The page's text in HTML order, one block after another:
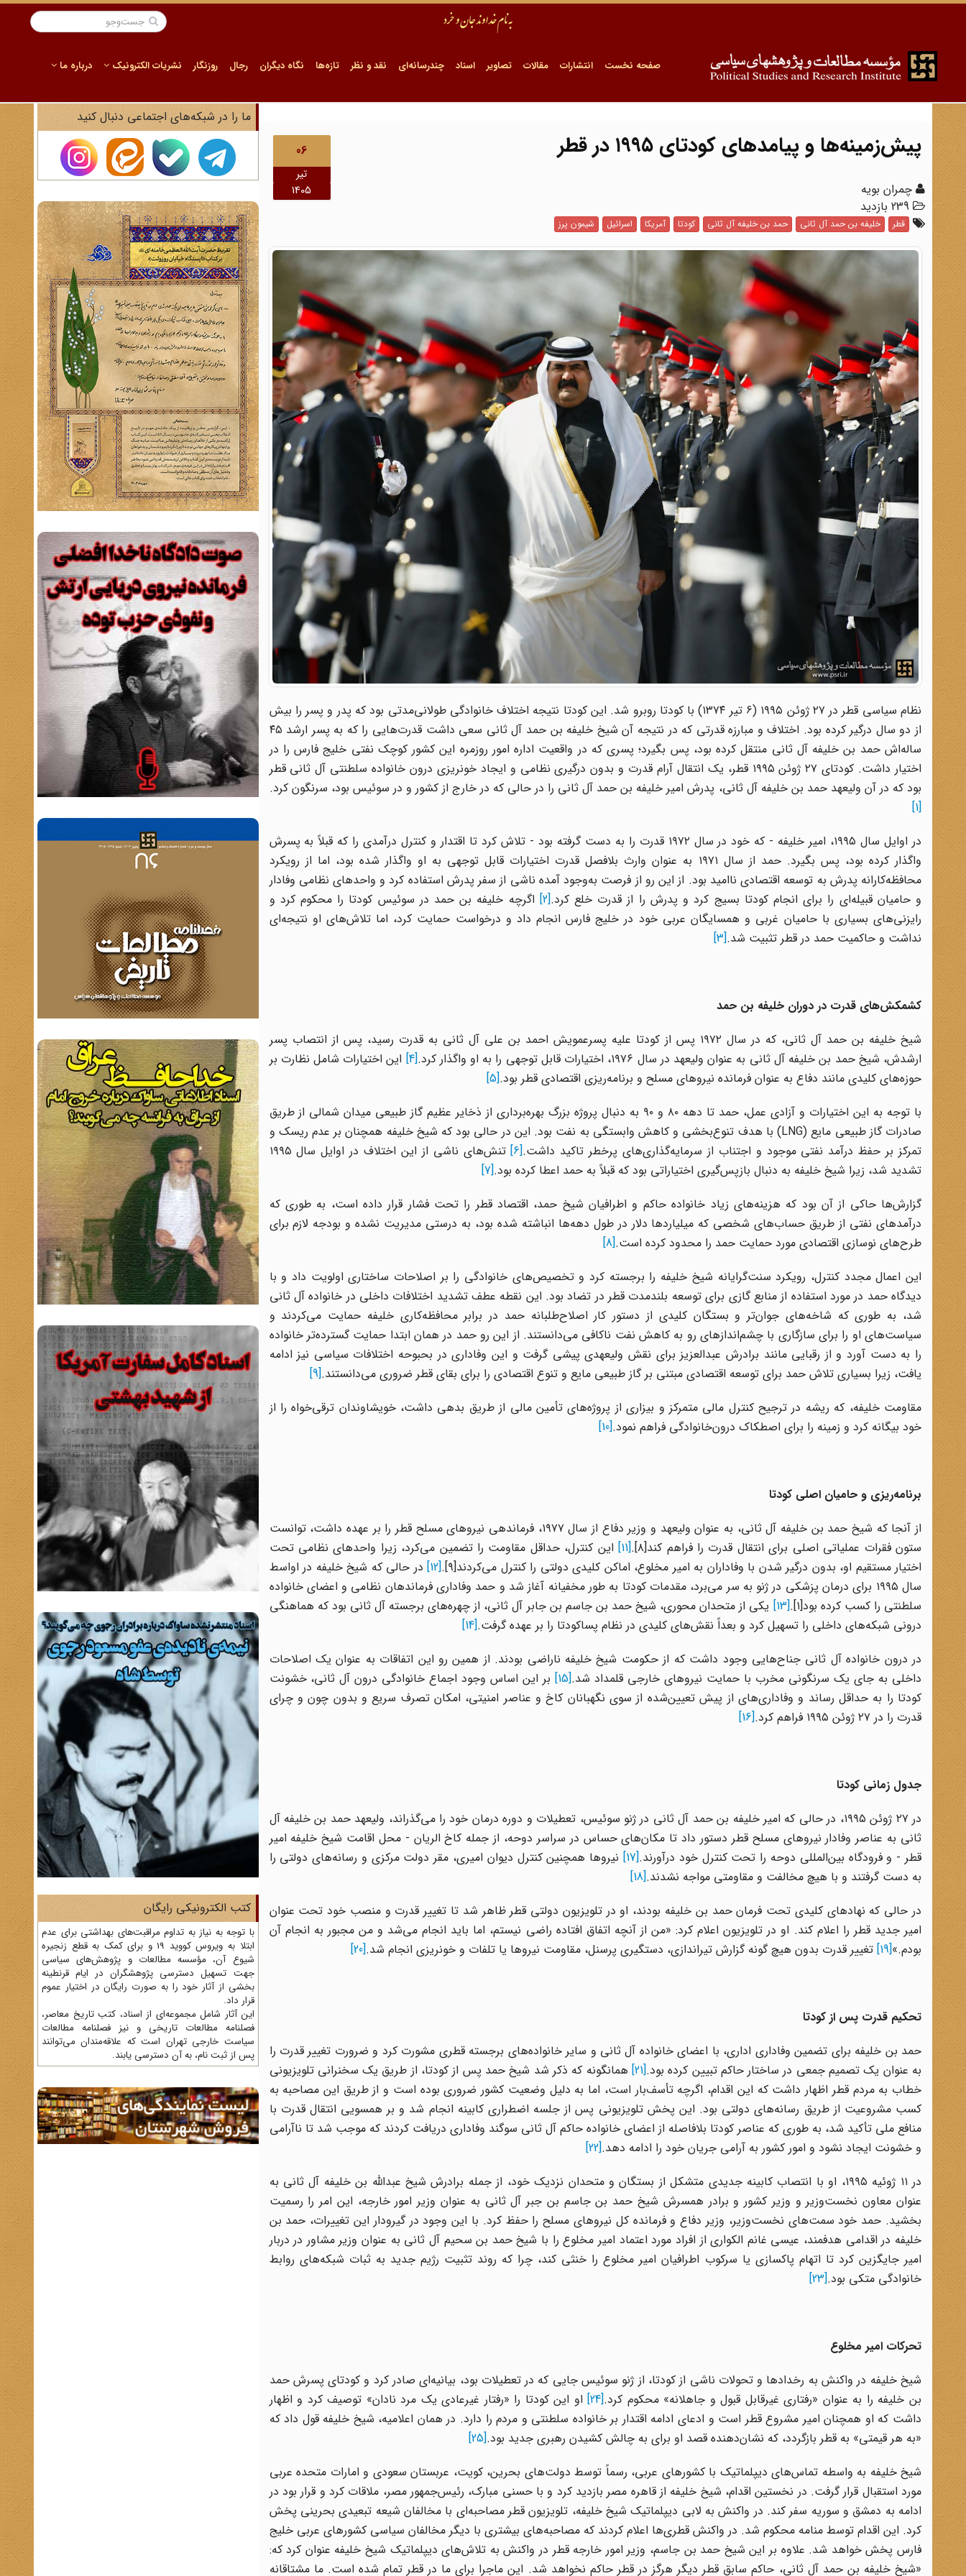
صفحه نخست انتشارات مقالات تصاویر اسناد چندرسانه‌ای نقد و نظر تازه‌ها نگاه دیگران رجال روزنگار نشریات الکترونیک درباره ما
06
تیر
1405
پیش‌‌زمینه‌ها و پیامدهای کودتای ۱۹۹۵ در قطر
چمران بویه
قطر خلیفه بن حمد آل ثانی حمد بن خلیفه آل ثانی کودتا آمریکا اسرائیل شیمون پرز
نظام سیاسی قطر در ۲۷ ژوئن ۱۹۹۵ (۶ تیر ۱۳۷۴) با کودتا روبرو شد. این کودتا نتیجه اختلاف خانوادگی طولانی‌مدتی بود که پدر و پسر را بیش
از دو سال درگیر کرده بود. اختلاف و مبارزه قدرتی که در نتیجه آن شیخ خلیفه بن حمد آل ثانی سعی داشت قدرت‌هایی را که به پسر ارشد ۴۵
ساله‌اش حمد بن خلیفه آل ثانی منتقل کرده بود، پس بگیرد؛ پسری که در واقعیت اداره امور روزمره این کشور کوچک نفتی خلیج فارس را در
اختیار داشت. کودتای ۲۷ ژوئن ۱۹۹۵ قطر، یک انتقال آرام قدرت و بدون درگیری نظامی و ایجاد خونریزی درون خانواده سلطنتی آل ثانی قطر
بود که در آن ولیعهد حمد بن خلیفه آل ثانی، پدرش امیر خلیفه بن حمد آل ثانی را در حالی که در خارج از کشور و در سوئیس بود، سرنگون کرد.
[1]
در اوایل سال ۱۹۹۵، امیر خلیفه - که خود در سال ۱۹۷۲ قدرت را به دست گرفته بود - تلاش کرد تا اقتدار و کنترل درآمدی را که قبلاً به پسرش
واگذار کرده بود، پس بگیرد. حمد از سال ۱۹۷۱ به عنوان وارث بلافصل قدرت اختیارات قابل توجهی به او واگذار شده بود، اما از رویکرد
محافظه‌کارانه پدرش به توسعه اقتصادی ناامید بود. از این رو از فرصت به‌وجود آمده ناشی از سفر پدرش استفاده کرد و واحدهای نظامی وفادار
و حامیان قبیله‌ای را برای انجام کودتا بسیج کرد و پدرش را از قدرت خلع کرد.[2]
اگرچه خلیفه بن حمد در سوئیس کودتا را محکوم کرد و
رایزنی‌های بسیاری با حامیان غربی و همسایگان عربی خود در خلیج فارس انجام داد و درخواست حمایت کرد، اما تلاش‌های او نتیجه‌ای
نداشت و حاکمیت حمد در قطر تثبیت شد.[3]
کشمکش‌های قدرت در دوران خلیفه بن حمد
شیخ خلیفه بن حمد آل ثانی، که در سال ۱۹۷۲ پس از کودتا علیه پسرعمویش احمد بن علی آل ثانی به قدرت رسید، پس از انتصاب پسر
ارشدش، شیخ حمد بن خلیفه آل ثانی به عنوان ولیعهد در سال ۱۹۷۶، اختیارات قابل توجهی را به او واگذار کرد.
[4]
این اختیارات شامل نظارت بر
حوزه‌های کلیدی مانند دفاع به عنوان فرمانده نیروهای مسلح و برنامه‌ریزی اقتصادی قطر بود.[5]
با توجه به این اختیارات و آزادی عمل، حمد تا دهه ۸۰ و ۹۰ به دنبال پروژه‌ بزرگ بهره‌برداری از ذخایر عظیم گاز طبیعی میدان شمالی از طریق
صادرات گاز طبیعی مایع (LNG) با هدف تنوع‌بخشی و کاهش وابستگی به نفت بود. این در حالی بود که شیخ خلیفه همچنان بر عدم ریسک و
تمرکز بر حفظ درآمد نفتی موجود و اجتناب از سرمایه‌گذاری‌های پرخطر تاکید داشت.[6]
تنش‌های ناشی از این اختلاف در اوایل سال ۱۹۹۵
تشدید شد، زیرا شیخ خلیفه به دنبال بازپس‌گیری اختیاراتی بود که قبلاً به حمد اعطا کرده بود.[7]
گزارش‌ها حاکی از آن بود که هزینه‌های زیاد خانواده حاکم و اطرافیان شیخ حمد، اقتصاد قطر را تحت فشار قرار داده است، به طوری که
درآمدهای نفتی از طریق حساب‌های شخصی که میلیاردها دلار در طول دهه‌ها انباشته شده بود، به درستی مدیریت نشده و بودجه لازم برای
طرح‌های نوسازی اقتصادی مورد حمایت حمد را محدود کرده است.[8]
این اعمال مجدد کنترل، رویکرد سنت‌گرایانه شیخ خلیفه را برجسته کرد و تخصیص‌های خانوادگی را بر اصلاحات ساختاری اولویت داد و با
دیدگاه حمد در مورد استفاده از منابع گازی برای توسعه بلندمدت قطر در تضاد بود. این نقطه عطف تشدید اختلافات داخلی در خانواده آل ثانی
شد، به طوری که شاخه‌های جوان‌تر و بستگان کلیدی از دستور کار اصلاح‌طلبانه حمد در برابر محافظه‌کاری خلیفه حمایت می‌کردند و
سیاست‌های او را برای سازگاری با چشم‌اندازهای رو به کاهش نفت ناکافی می‌دانستند. از این رو حمد در همان ابتدا حمایت گسترده‌تر خانواده
را به دست آورد و از رقبایی مانند برادرش عبدالعزیز برای نقش ولیعهدی پیشی گرفت و این وفاداری در بحبوحه اختلافات سیاسی نیز ادامه
یافت، زیرا بسیاری تلاش حمد برای توسعه اقتصادی مبتنی بر گاز طبیعی مایع و تنوع اقتصادی را برای بقای قطر ضروری می‌دانستند.[9]
مقاومت خلیفه، که ریشه در ترجیح کنترل مالی متمرکز و بیزاری از پروژه‌های تأمین مالی از طریق بدهی داشت، خویشاوندان ترقی‌خواه را از
خود بیگانه کرد و زمینه را برای اصطکاک درون‌خانوادگی فراهم نمود.[10]
برنامه‌ریزی و حامیان اصلی کودتا
از آنجا که شیخ حمد بن خلیفه آل ثانی، به عنوان ولیعهد و وزیر دفاع از سال ۱۹۷۷، فرماندهی نیروهای مسلح قطر را بر عهده داشت، توانست
ستون فقرات عملیاتی اصلی برای انتقال قدرت را فراهم کند[۸].
[11] این کنترل، حداقل مقاومت را تضمین می‌کرد، زیرا واحدهای نظامی تحت
اختیار مستقیم او، بدون درگیر شدن با وفاداران به امیر مخلوع، اماکن کلیدی دولتی را کنترل می‌کردند[۹].
[12]
در حالی که شیخ خلیفه در اواسط
سال ۱۹۹۵ برای درمان پزشکی در ژنو به سر می‌برد، مقدمات کودتا به طور مخفیانه آغاز شد و حمد وفاداری فرماندهان نظامی و اعضای خانواده
سلطنتی را کسب کرده بود[۱]. [13]
یکی از متحدان محوری، شیخ حمد بن جاسم بن جابر آل ثانی، از چهره‌های برجسته آل ثانی بود که هماهنگی
درونی شبکه‌های داخلی را تسهیل کرد و بعداً نقش‌های کلیدی در نظام پساکودتا را بر عهده گرفت.[14]
در درون خانواده آل ثانی جناح‌هایی وجود داشت که از حکومت شیخ خلیفه ناراضی بودند. از همین رو این اتفاقات به عنوان یک اصلاحات
داخلی به جای یک سرنگونی مخرب با حمایت نیروهای خارجی قلمداد شد.[15]
بر این اساس وجود اجماع خانوادگی درون آل ثانی، خشونت
کودتا را به حداقل رساند و وفاداری‌های از پیش تعیین‌شده از سوی نگهبانان کاخ و عناصر امنیتی، امکان تصرف سریع و بدون چون و چرای
قدرت را در ۲۷ ژوئن ۱۹۹۵ فراهم کرد.
[16]
جدول زمانی کودتا
در ۲۷ ژوئن ۱۹۹۵، در حالی که امیر خلیفه بن حمد آل ثانی در ژنو سوئیس، تعطیلات و دوره درمان خود را می‌گذراند، ولیعهد حمد بن خلیفه آل
ثانی به عناصر وفادار نیروهای مسلح قطر دستور داد تا مکان‌های حساس در سراسر دوحه، از جمله کاخ الریان - محل اقامت شیخ خلیفه امیر
قطر - و فرودگاه بین‌المللی دوحه را تحت کنترل خود درآورند.[17]
نیروها همچنین کنترل دیوان امیری، مقر دولت مرکزی و رسانه‌های دولتی را
به دست گرفتند و با هیچ مخالفت و مقاومتی مواجه نشدند.[18]
در حالی که نهادهای کلیدی تحت فرمان حمد بن خلیفه بودند، او در تلویزیون دولتی قطر ظاهر شد تا تغییر قدرت و منصب خود تحت عنوان
امیر جدید قطر را اعلام کند. او در تلویزیون اعلام کرد: «من از آنچه اتفاق افتاده راضی نیستم، اما باید انجام می‌شد و من مجبور به انجام آن
بودم.»[19] تغییر قدرت بدون هیچ گونه گزارش تیراندازی، دستگیری پرسنل، مقاومت نیروها یا تلفات و خونریزی انجام شد.[20]
تحکیم قدرت پس از کودتا
حمد بن خلیفه برای تضمین وفاداری اداری، با اعضای خانواده آل ثانی و سایر خانواده‌های برجسته قطری مشورت کرد و ضرورت تغییر قدرت را
به عنوان یک تصمیم جمعی در ساختار حاکم تبیین کرده بود.[21]
همانگونه که ذکر شد شیخ حمد پس از کودتا، از طریق یک سخنرانی تلویزیونی
خطاب به مردم قطر اظهار داشت که این اقدام، اگرچه تأسف‌بار است، اما به دلیل وضعیت کشور ضروری بوده است و از طریق این مصاحبه به
کسب مشروعیت از طریق رسانه‌های دولتی بود. این پخش تلویزیونی پس از جلسه اضطراری کابینه انجام شد و بر همسویی انتقال قدرت با
منافع ملی تأکید شد، به طوری که عناصر کودتا بلافاصله از اعضای خانواده حاکم آل ثانی سوگند وفاداری دریافت کردند که موجب شد تا ناآرامی
و خشونت ایجاد نشود و امور کشور به آرامی جریان خود را ادامه دهد.[22]
در ۱۱ ژوئیه ۱۹۹۵، او با انتصاب کابینه جدیدی متشکل از بستگان و متحدان نزدیک خود، از جمله برادرش شیخ عبدالله بن خلیفه آل ثانی به
عنوان معاون نخست‌وزیر و وزیر کشور و برادر همسرش شیخ حمد بن جاسم بن جبر آل ثانی به عنوان وزیر امور خارجه، این امر را رسمیت
بخشید. حمد خود سمت‌های نخست‌وزیر، وزیر دفاع و فرمانده کل نیروهای مسلح را حفظ کرد. با این وجود در گیرودار این تغییرات، حمد بن
خلیفه در اقدامی هدفمند، عیسی غانم الکواری از افراد مورد اعتماد امیر مخلوع را با شیخ حمد بن سحیم آل ثانی به عنوان وزیر مشاور در دربار
امیر جایگزین کرد تا اتهام پاکسازی یا سرکوب اطرافیان امیر مخلوع را خنثی کند، چرا که روند تثبیت رژیم جدید به ثبات شبکه‌های روابط
خانوادگی متکی بود.[23]
تحرکات امیر مخلوع
شیخ خلیفه در واکنش به رخدادها و تحولات ناشی از کودتا، از ژنو سوئیس جایی که در تعطیلات بود، بیانیه‌ای صادر کرد و کودتای پسرش حمد
بن خلیفه را به عنوان «رفتاری غیرقابل قبول و جاهلانه» محکوم کرد.[24]
او این کودتا را «رفتار غیرعادی یک مرد نادان» توصیف کرد و اظهار
داشت که او همچنان امیر مشروع قطر است و ادعای ادامه اقتدار بر خانواده سلطنتی و مردم را دارد. در همان اعلامیه، شیخ خلیفه قول داد که
«به هر قیمتی» به قطر بازگردد، که نشان‌دهنده قصد او برای به چالش کشیدن رهبری جدید بود.[25]
شیخ خلیفه به واسطه تماس‌های دیپلماتیک با کشورهای عربی، رسماً توسط دولت‌های بحرین، کویت، عربستان سعودی و امارات متحده عربی
مورد استقبال قرار گرفت. در نخستین اقدام، شیخ خلیفه از قاهره مصر بازدید کرد و با حسنی مبارک، رئیس‌جمهور مصر، ملاقات کرد و قرار بود در
ادامه به دمشق و سوریه سفر کند. در واکنش به لابی دیپلماتیک شیخ خلیفه، تلویزیون قطر مصاحبه‌ای با مخالفان شیعه تبعیدی بحرینی پخش
کرد. این اقدام توسط منامه محکوم شد. در واکنش قطری‌ها اعلام کردند که مصاحبه‌های بیشتری با دیگر مخالفان سیاسی کشورهای عربی خلیج
فارس پخش خواهد شد. علاوه بر این شیخ حمد بن جاسم، وزیر امور خارجه قطر در واکنش به تلاش‌های دیپلماتیک شیخ خلیفه عنوان کرد که:
«شیخ خلیفه بن حمد آل ثانی، حاکم سابق قطر دیگر هرگز در قطر حاکم نخواهد شد. این ماجرا برای ما در قطر تمام شده است. ما مشتاقانه
ما را در شبکه‌های اجتماعی دنبال کنید
کتب الکترونیکی رایگان
با توجه به نیاز به تداوم مراقبت‌های بهداشتی برای عدم
ابتلا به ویروس کووید 19 و برای کمک به قطع زنجیره
شیوع آن، مؤسسه مطالعات و پژوهش‌های سیاسی
جهت تسهیل دسترسی پژوهشگران در ایام قرنطینه
بخشی از آثار خود را به صورت رایگان در اختیار عموم
قرار داد.
این آثار شامل مجموعه‌ای از اسناد، کتب تاریخ معاصر،
فصلنامه‌ مطالعات تاریخی و نیز فصلنامه مطالعات
سیاست خارجی تهران است که علاقه‌مندان می‌توانند
پس از ثبت نام، به آن دسترسی یابند.